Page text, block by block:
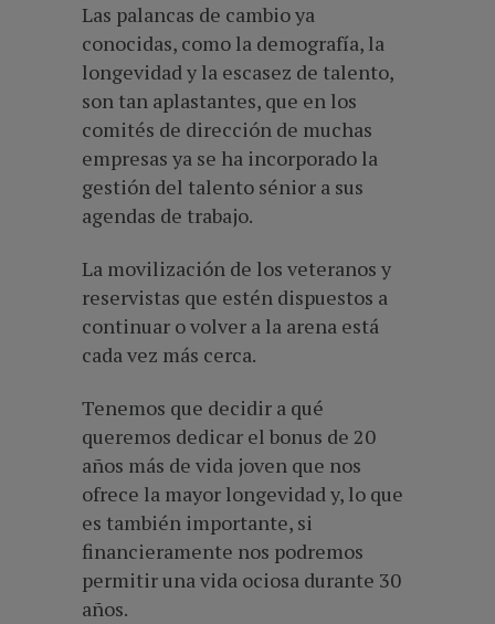
Las palancas de cambio ya
conocidas, como la demografía, la
longevidad y la escasez de talento,
son tan aplastantes, que en los
comités de dirección de muchas
empresas ya se ha incorporado la
gestión del talento sénior a sus
agendas de trabajo.
La movilización de los veteranos y
reservistas que estén dispuestos a
continuar o volver a la arena está
cada vez más cerca.
Tenemos que decidir a qué
queremos dedicar el bonus de 20
años más de vida joven que nos
ofrece la mayor longevidad y, lo que
es también importante, si
financieramente nos podremos
permitir una vida ociosa durante 30
años.